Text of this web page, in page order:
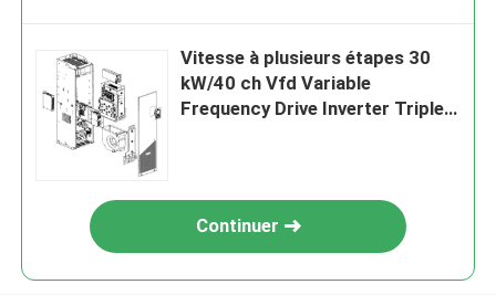
Vitesse à plusieurs étapes 30
kW/40 ch Vfd Variable
Frequency Drive Inverter Triple
Continuer